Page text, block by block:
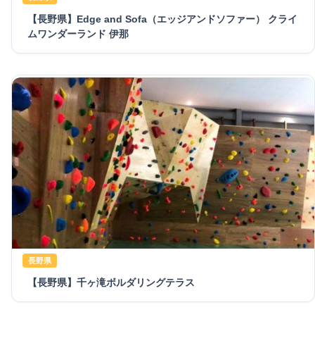
【長野県】Edge and Sofa（エッジアンドソファー） クライ
ムワンダーランド 伊那
長野県
【長野県】千ヶ滝ボルダリングテラス